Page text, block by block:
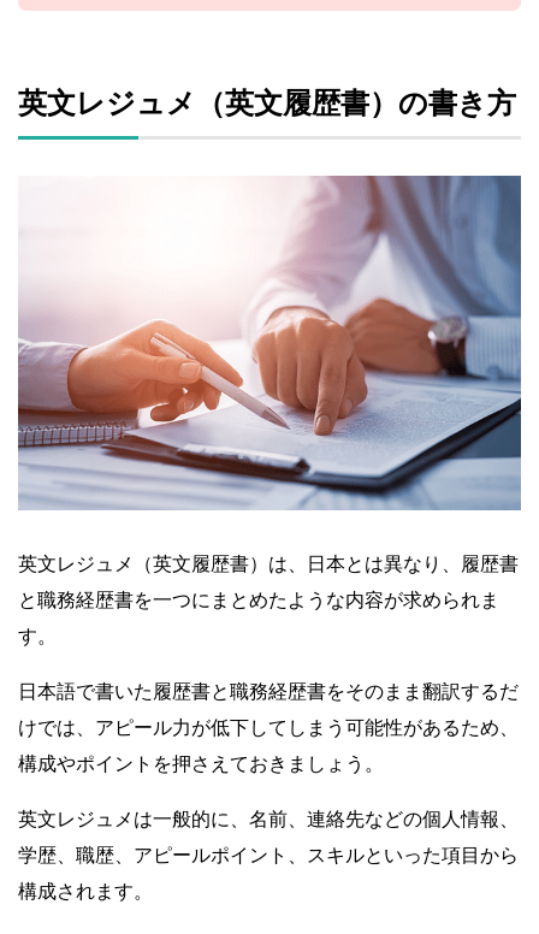
英文レジュメ（英文履歴書）の書き方
英文レジュメ（英文履歴書）は、日本とは異なり、履歴書
と職務経歴書を一つにまとめたような内容が求められま
す。
日本語で書いた履歴書と職務経歴書をそのまま翻訳するだ
けでは、アピール力が低下してしまう可能性があるため、
構成やポイントを押さえておきましょう。
英文レジュメは一般的に、名前、連絡先などの個人情報、
学歴、職歴、アピールポイント、スキルといった項目から
構成されます。